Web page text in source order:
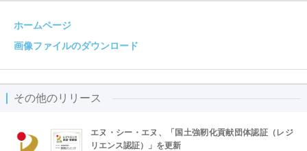
ホームページ
画像ファイルのダウンロード
その他のリリース
エヌ・シー・エヌ、「国土強靭化貢献団体認証（レジ
リエンス認証）」を更新